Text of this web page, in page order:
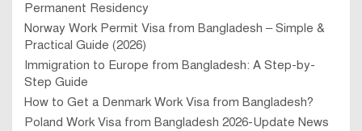
Permanent Residency
Norway Work Permit Visa from Bangladesh – Simple &
Practical Guide (2026)
Immigration to Europe from Bangladesh: A Step-by-
Step Guide
How to Get a Denmark Work Visa from Bangladesh?
Poland Work Visa from Bangladesh 2026-Update News